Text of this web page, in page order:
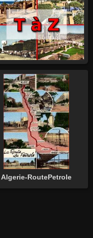
Algerie-RoutePetrole